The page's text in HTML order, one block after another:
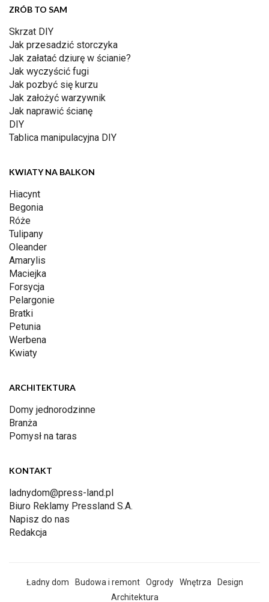
ZRÓB TO SAM
Skrzat DIY
Jak przesadzić storczyka
Jak załatać dziurę w ścianie?
Jak wyczyścić fugi
Jak pozbyć się kurzu
Jak założyć warzywnik
Jak naprawić ścianę
DIY
Tablica manipulacyjna DIY
KWIATY NA BALKON
Hiacynt
Begonia
Róże
Tulipany
Oleander
Amarylis
Maciejka
Forsycja
Pelargonie
Bratki
Petunia
Werbena
Kwiaty
ARCHITEKTURA
Domy jednorodzinne
Branża
Pomysł na taras
KONTAKT
ladnydom@press-land.pl
Biuro Reklamy Pressland S.A.
Napisz do nas
Redakcja
Ładny dom Budowa i remont Ogrody Wnętrza
Design
Architektura